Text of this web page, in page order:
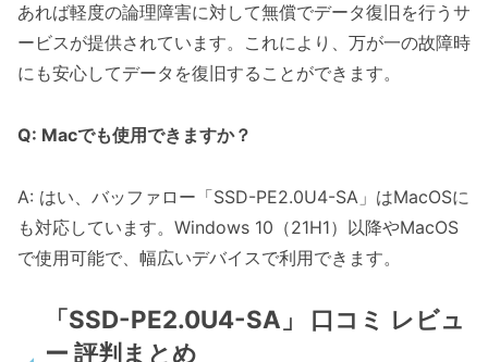
あれば軽度の論理障害に対して無償でデータ復旧を行うサ
ービスが提供されています。これにより、万が一の故障時
にも安心してデータを復旧することができます。
Q: Macでも使用できますか？
A: はい、バッファロー「SSD-PE2.0U4-SA」はMacOSに
も対応しています。Windows 10（21H1）以降やMacOS
で使用可能で、幅広いデバイスで利用できます。
「SSD-PE2.0U4-SA」 口コミ レビュ
ー 評判まとめ